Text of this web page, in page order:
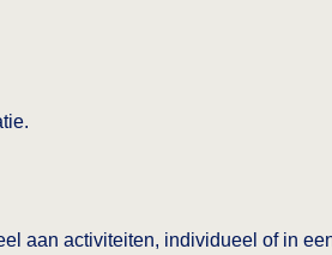
aan activiteiten, individueel of in